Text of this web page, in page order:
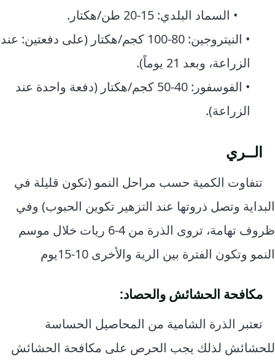
• السماد البلدي: 15-20 طن/هكتار.
• النيتروجين: 80-100 كجم/هكتار (على دفعتين: عند
الزراعة، وبعد 21 يوماً).
• الفوسفور: 40-50 كجم/هكتار (دفعة واحدة عند
الزراعة).
الــري
تتفاوت الكمية حسب مراحل النمو (تكون قليلة في
البداية وتصل ذروتها عند التزهير تكوين الحبوب) وفي
ظروف تهامة، تروى الذرة من 4-6 ريات خلال موسم
النمو وتكون الفترة بين الرية والأخرى 10-15يوم
مكافحة الحشائش والحصاد:
تعتبر الذرة الشامية من المحاصيل الحساسة
للحشائش لذلك يجب الحرص على مكافحة الحشائش